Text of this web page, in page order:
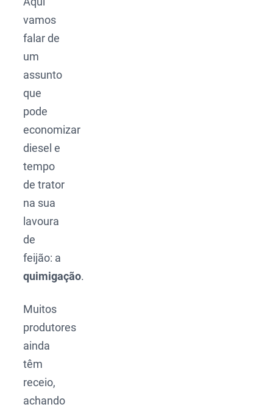
vamos
falar de
um
assunto
que
pode
economizar
diesel e
tempo
de trator
na sua
lavoura
de
feijão: a
quimigação.
Muitos
produtores
ainda
têm
receio,
achando